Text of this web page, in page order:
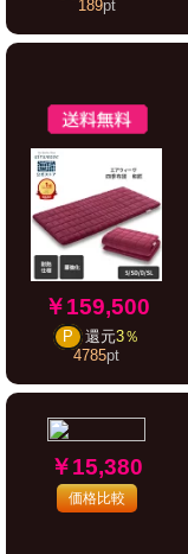
189pt
￥159,500
P 還元3％
4785pt
￥15,380
価格比較